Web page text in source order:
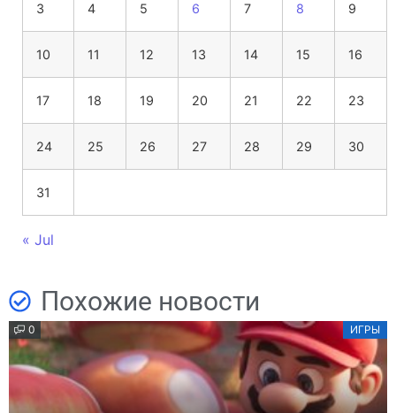
3 4 5 6 7 8 9
10 11 12 13 14 15 16
17 18 19 20 21 22 23
24 25 26 27 28 29 30
31
« Jul
Похожие новости
0 ИГРЫ